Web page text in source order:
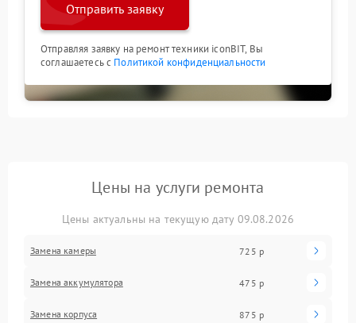
Отправить заявку
Отправляя заявку на ремонт техники iconBIT, Вы
соглашаетесь с Политикой конфиденциальности
Цены на услуги ремонта
Цены актуальны на текущую дату 09.08.2026
Замена камеры 725 р
Замена аккумулятора 475 р
Замена корпуса 875 р